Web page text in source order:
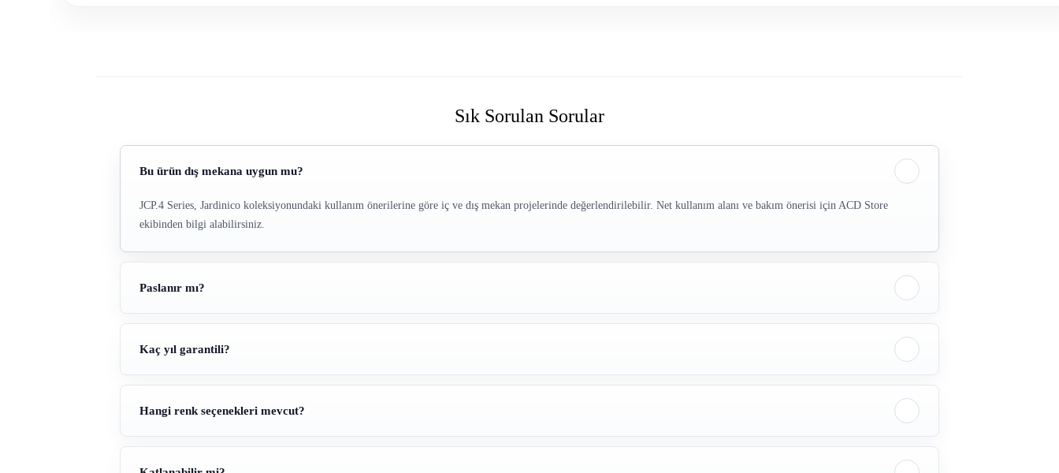
Sık Sorulan Sorular
Bu ürün dış mekana uygun mu?
JCP.4 Series, Jardinico koleksiyonundaki kullanım önerilerine göre iç ve dış mekan projelerinde değerlendirilebilir. Net kullanım alanı ve bakım önerisi için ACD Store
ekibinden bilgi alabilirsiniz.
Paslanır mı?
Kaç yıl garantili?
Hangi renk seçenekleri mevcut?